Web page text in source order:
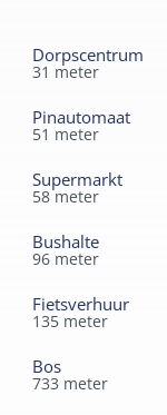
Badkamer
Douche
Dorpscentrum
31 meter
Pinautomaat
51 meter
Supermarkt
58 meter
Bushalte
96 meter
Fietsverhuur
135 meter
Bos
733 meter